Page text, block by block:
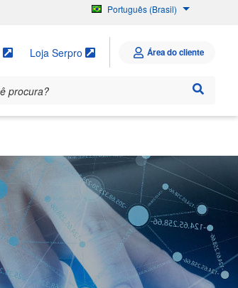
Português (Brasil)
Loja Serpro Área do cliente